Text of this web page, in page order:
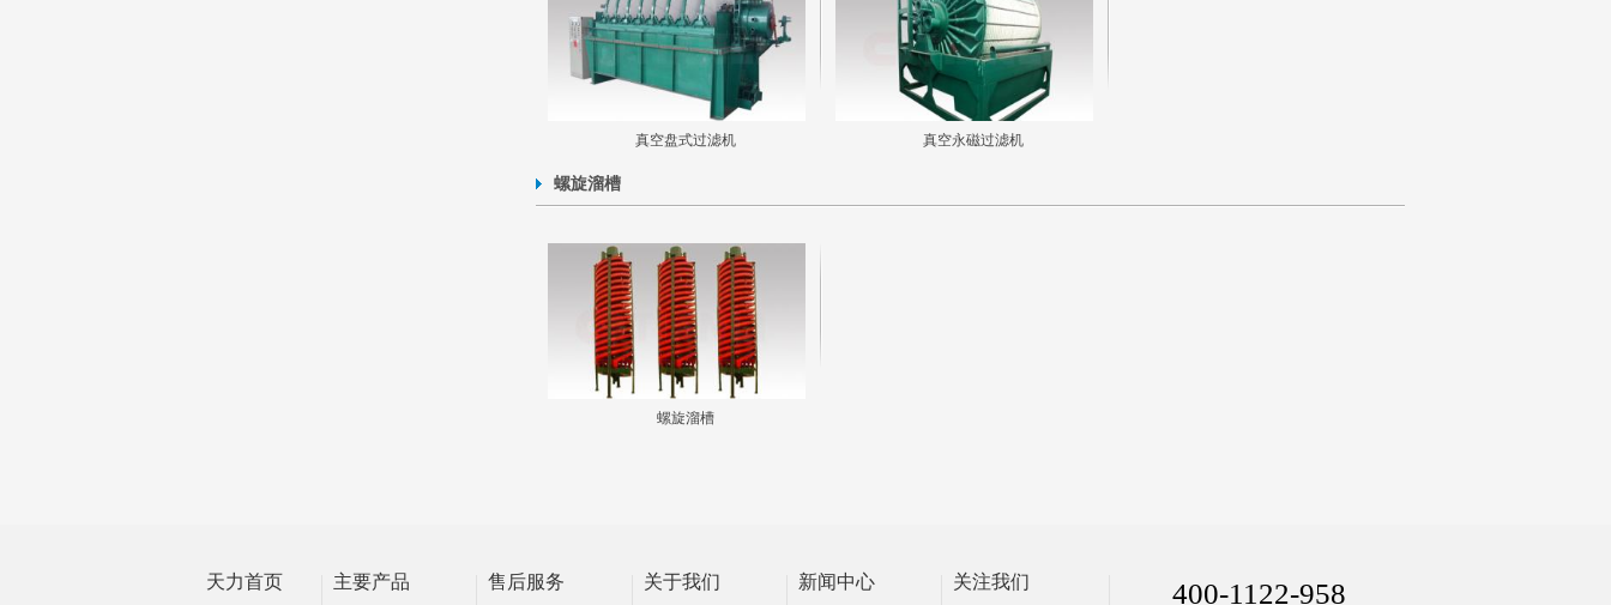
真空盘式过滤机 真空永磁过滤机
螺旋溜槽
螺旋溜槽
天力首页 主要产品 售后服务 关于我们 新闻中心 关注我们 400-1122-958